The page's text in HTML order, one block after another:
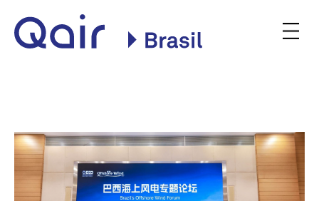
Site oficial da Qair no
Brasil
CONSULTA PÚBLICA
BLOG
NOTÍCIAS
PODQAIR